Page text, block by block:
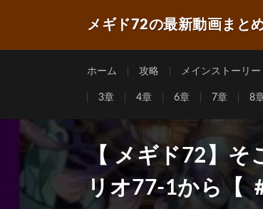
メギド72の最新動画まと
ホーム 攻略 メインストーリー
3章 4章 6章 7章 8
【 メギド72】そ
リオ77-1から【